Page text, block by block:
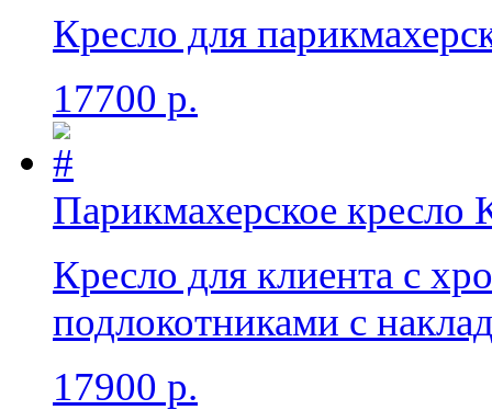
Кресло для
17700 р.
Парикмахерское кресло
Кресло для клиента с
подлокотниками с
17900 р.